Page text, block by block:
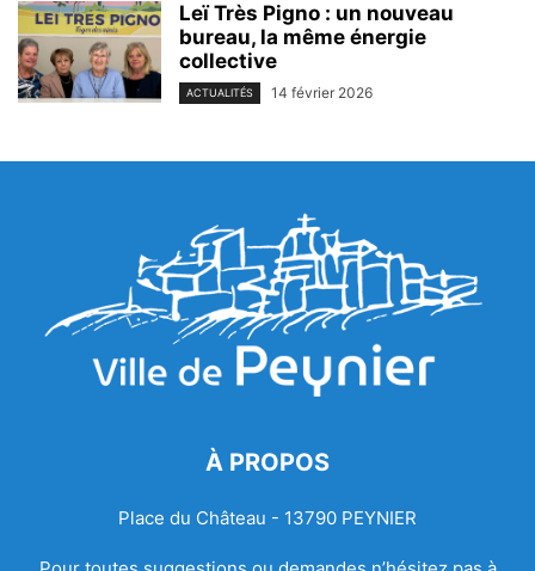
Leï Très Pigno : un nouveau
bureau, la même énergie
collective
ACTUALITÉS 14 février 2026
À PROPOS
Place du Château - 13790 PEYNIER